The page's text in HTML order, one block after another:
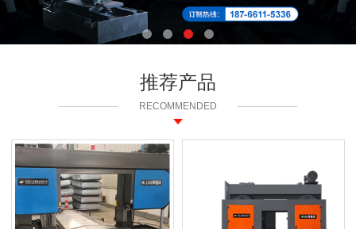
客户案例
联系我们
推荐产品
RECOMMENDED